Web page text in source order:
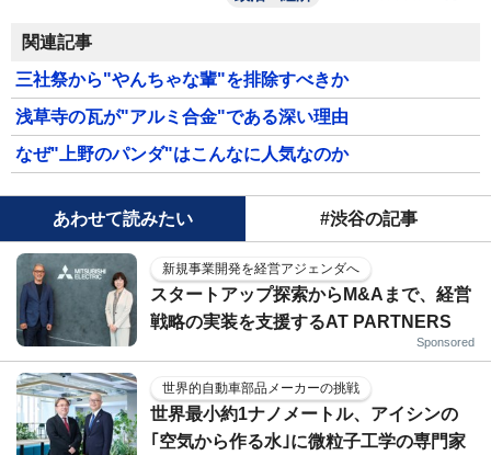
関連記事
三社祭から"やんちゃな輩"を排除すべきか
浅草寺の瓦が"アルミ合金"である深い理由
なぜ"上野のパンダ"はこんなに人気なのか
あわせて読みたい #渋谷の記事
新規事業開発を経営アジェンダへ
スタートアップ探索からM&Aまで、経営
戦略の実装を支援するAT PARTNERS
Sponsored
世界的自動車部品メーカーの挑戦
世界最小約1ナノメートル、アイシンの
｢空気から作る水｣に微粒子工学の専門家